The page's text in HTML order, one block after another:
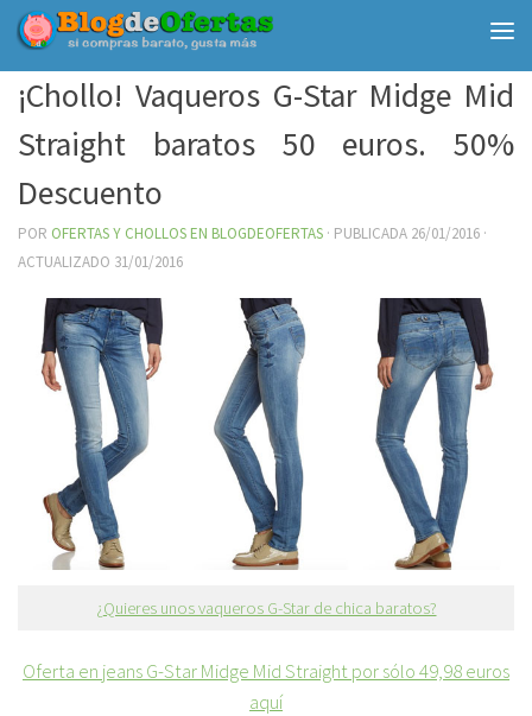
Debajo del contenido
¡Chollo! Vaqueros G-Star Midge Mid
Straight baratos 50 euros. 50%
Descuento
POR OFERTAS Y CHOLLOS EN BLOGDEOFERTAS · PUBLICADA 26/01/2016 ·
ACTUALIZADO 31/01/2016
¿Quieres unos vaqueros G-Star de chica baratos?
Oferta en jeans G-Star Midge Mid Straight por sólo 49,98 euros
aquí